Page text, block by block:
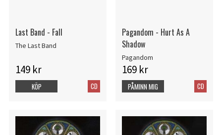
Last Band - Fall
The Last Band
149 kr
CD
KÖP
Pagandom - Hurt As A
Shadow
Pagandom
169 kr
CD
PÅMINN MIG